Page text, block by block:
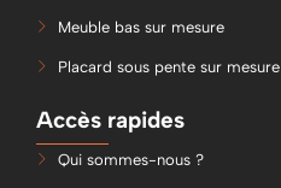
Meuble bas sur mesure
Placard sous pente sur mesure
Accès rapides
Qui sommes-nous ?